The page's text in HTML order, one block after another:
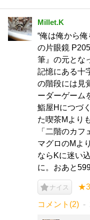
Millet.K
“俺は俺から
の片眼鏡
筆』の元とな
記憶にある十
の階段には見
ーダーゲーム
鮨屋Hにつづ
た喫茶Mより
「二階のカフ
マグロのMよ
ならKに迷い
に。おあと
ナイス
コメント(2)